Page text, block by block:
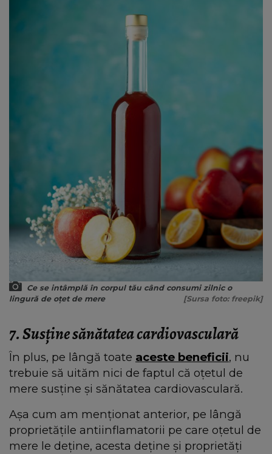
Ce se intâmplă în corpul tău când consumi zilnic o
lingură de oțet de mere
[Sursa foto: freepik]
7. Susține sănătatea cardiovasculară
În plus, pe lângă toate aceste beneficii, nu
trebuie să uităm nici de faptul că oțetul de
mere susține și sănătatea cardiovasculară.
Așa cum am menționat anterior, pe lângă
proprietățile antiinflamatorii pe care oțetul de
mere le deține, acesta deține și proprietăți